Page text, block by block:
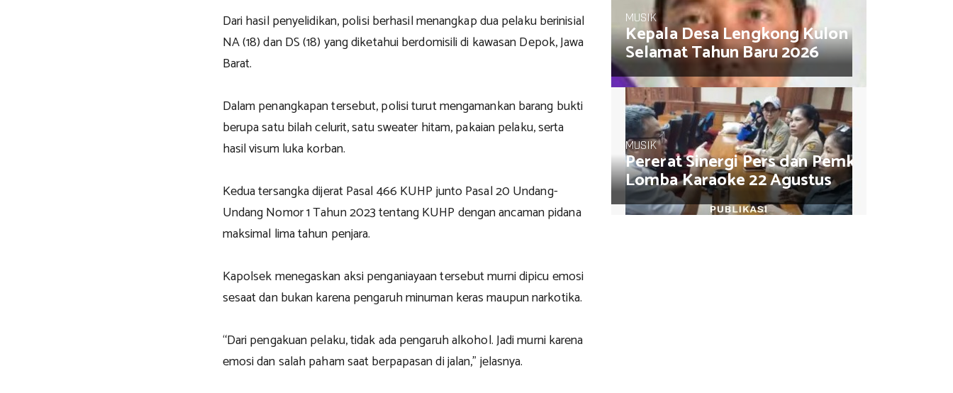
Dari hasil penyelidikan, polisi berhasil menangkap dua pelaku berinisial
NA (18) dan DS (18) yang diketahui berdomisili di kawasan Depok, Jawa
Barat.
Dalam penangkapan tersebut, polisi turut mengamankan barang bukti
berupa satu bilah celurit, satu sweater hitam, pakaian pelaku, serta
hasil visum luka korban.
Kedua tersangka dijerat Pasal 466 KUHP junto Pasal 20 Undang-
Undang Nomor 1 Tahun 2023 tentang KUHP dengan ancaman pidana
maksimal lima tahun penjara.
Kapolsek menegaskan aksi penganiayaan tersebut murni dipicu emosi
sesaat dan bukan karena pengaruh minuman keras maupun narkotika.
“Dari pengakuan pelaku, tidak ada pengaruh alkohol. Jadi murni karena
emosi dan salah paham saat berpapasan di jalan,” jelasnya.
MUSIK
Kepala Desa Lengkong Kulon Muhamad
Selamat Tahun Baru 2026
MUSIK
Pererat Sinergi Pers dan Pemkot, AJB
Lomba Karaoke 22 Agustus